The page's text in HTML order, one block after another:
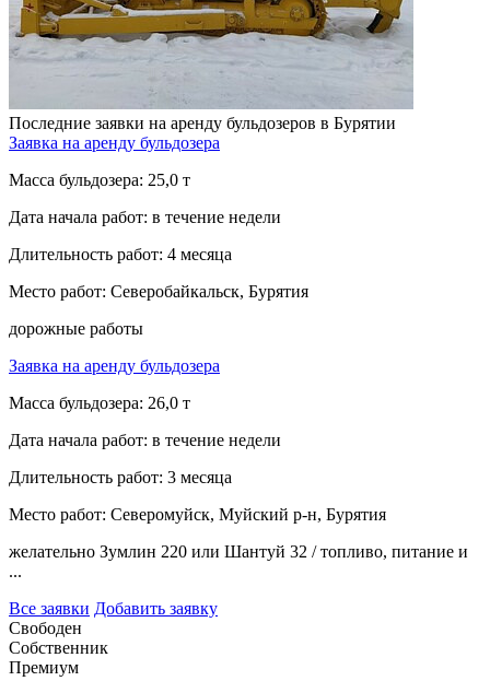
Последние заявки на аренду бульдозеров в Бурятии
Заявка на аренду бульдозера
Масса бульдозера: 25,0 т
Дата начала работ: в течение недели
Длительность работ: 4 месяца
Место работ: Северобайкальск, Бурятия
дорожные работы
Заявка на аренду бульдозера
Масса бульдозера: 26,0 т
Дата начала работ: в течение недели
Длительность работ: 3 месяца
Место работ: Северомуйск, Муйский р-н, Бурятия
желательно Зумлин 220 или Шантуй 32 / топливо, питание и
...
Все заявки Добавить заявку
Свободен
Собственник
Премиум